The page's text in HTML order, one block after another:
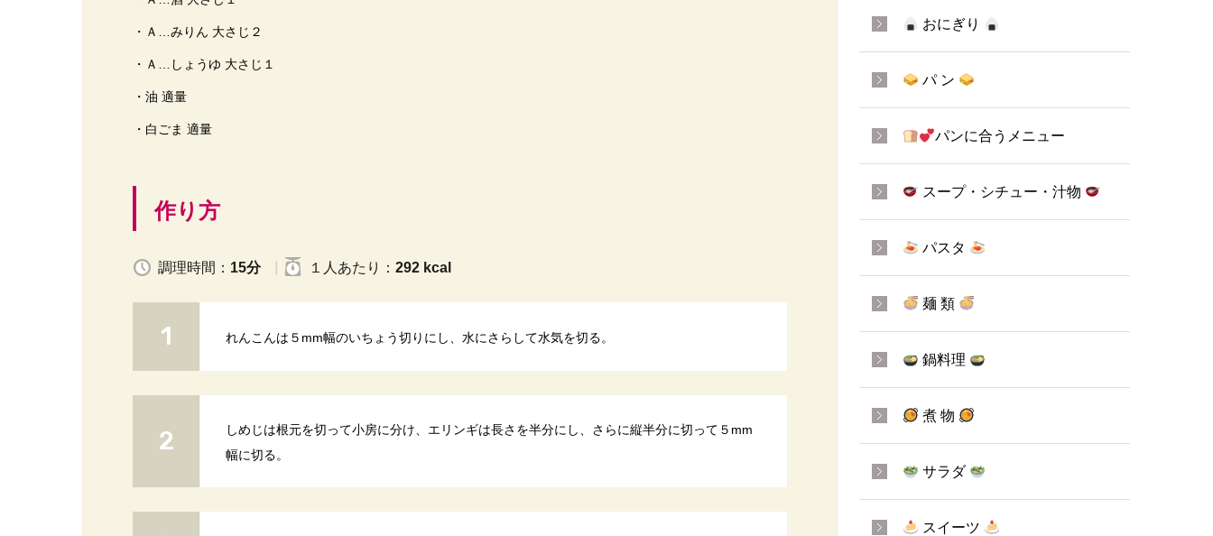
・Ａ…みりん 大さじ２
・Ａ…しょうゆ 大さじ１
・油 適量
・白ごま 適量
作り方
調理時間： 15分 １人 あたり ： 292 kcal
れんこんは５mm幅のいちょう切りにし、水にさらして水気を切る。
しめじは根元を切って小房に分け、エリンギは長さを半分にし、さらに縦半分に切って５mm
幅に切る。
おにぎり
パ ン
パンに合うメニュー
スープ・シチュー・汁物
パスタ
麺 類
鍋料理
煮 物
サラダ
スイーツ